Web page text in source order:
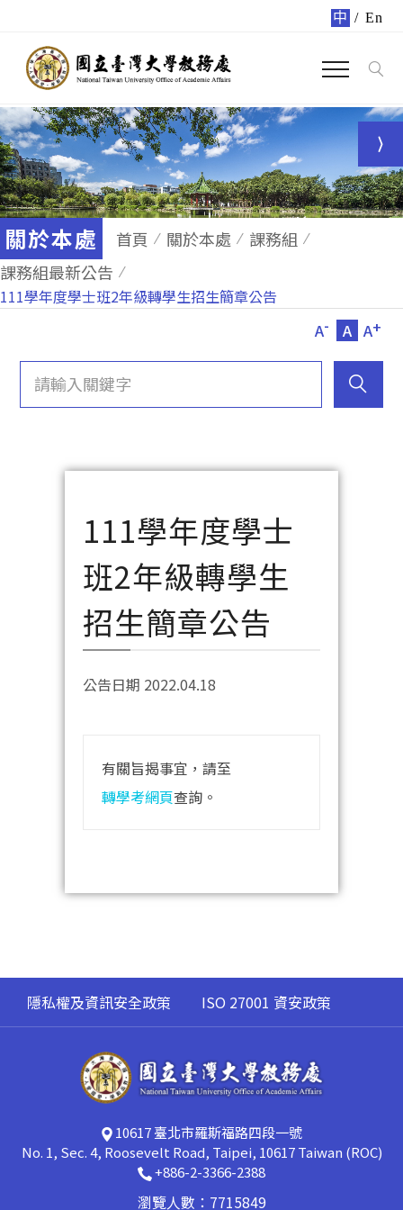
中 / En
關於本處 首頁 關於本處
課務組
課務組最新公告
111學年度學士班2年級轉學生招生簡章公告
A- A A+
111學年度學士
班2年級轉學生
招生簡章公告
公告日期 2022.04.18
有關旨揭事宜，請至
轉學考網頁查詢。
隱私權及資訊安全政策 ISO 27001 資安政策
10617 臺北市羅斯福路四段一號
No. 1, Sec. 4, Roosevelt Road, Taipei, 10617 Taiwan (ROC)
+886-2-3366-2388
瀏覽人數：7715849